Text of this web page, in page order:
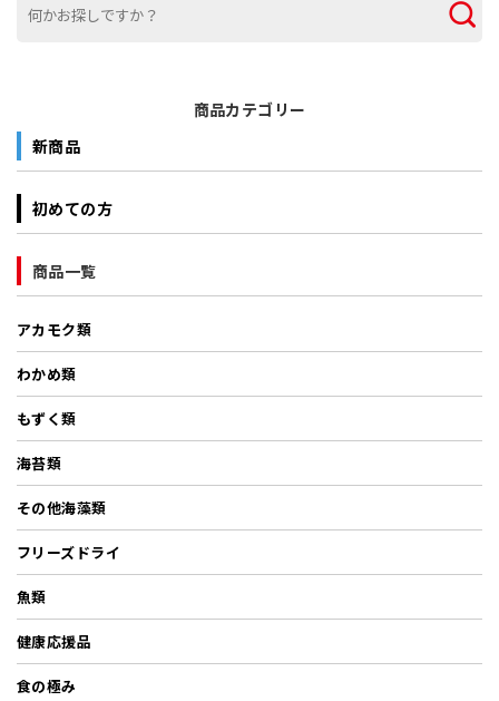
商品カテゴリー
新商品
初めての方
商品一覧
アカモク類
わかめ類
もずく類
海苔類
その他海藻類
フリーズドライ
魚類
健康応援品
食の極み